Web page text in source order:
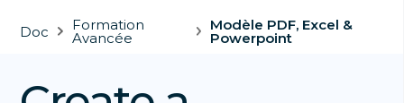
Doc Formation
Avancée
Modèle PDF, Excel &
Powerpoint